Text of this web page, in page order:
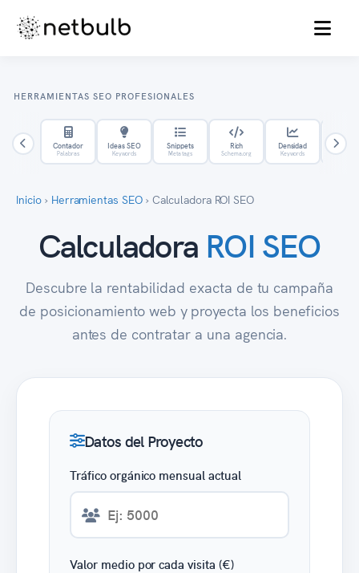
MENU
HERRAMIENTAS SEO PROFESIONALES
Contador
Palabras
Ideas SEO
Keywords
Snippets
Meta tags
Rich
Schema.org
Densidad
Keywords Internac.
Inicio› Herramientas SEO › Calculadora ROI SEO
Calculadora ROI SEO
Descubre la rentabilidad exacta de tu campaña
de posicionamiento web y proyecta los beneficios
antes de contratar a una agencia.
Datos del Proyecto
Tráfico orgánico mensual actual
Valor medio por cada visita (€)